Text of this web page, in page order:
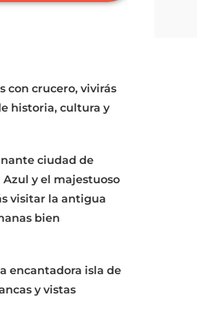
con crucero, vivirás
historia, cultura y
ciudad de
y el majestuoso
visitar la antigua
bien
encantadora isla de
y vistas